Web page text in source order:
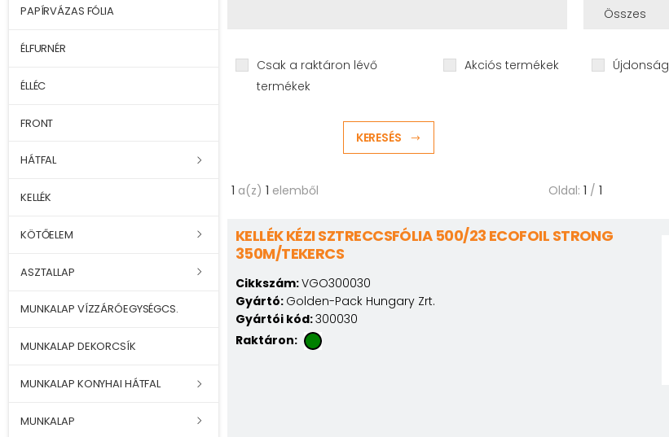
PAPÍRVÁZAS FÓLIA
ÉLFURNÉR
ÉLLÉC
FRONT
HÁTFAL
KELLÉK
KÖTŐELEM
ASZTALLAP
MUNKALAP VÍZZÁRÓEGYSÉGCS.
MUNKALAP DEKORCSÍK
MUNKALAP KONYHAI HÁTFAL
MUNKALAP
Csak a raktáron lévő
termékek
Akciós termékek Újdonság
KERESÉS
1 a(z) 1 elemből Oldal: 1 / 1
KELLÉK KÉZI SZTRECCSFÓLIA 500/23 ECOFOIL STRONG
350M/TEKERCS
Cikkszám:VGO300030
Gyártó: Golden-Pack Hungary Zrt.
Gyártói kód:300030
Raktáron: